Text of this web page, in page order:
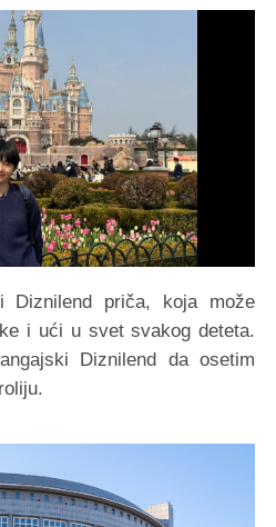
Diznilend priča, koja može
i ući u svet svakog deteta.
Diznilend da osetim